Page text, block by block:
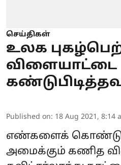
செய்திகள்
உலக
விளையாட்டை
Published on: 18 Aug 2021, 8:14
எண்களைக் கொண்டு
அமைக்கும் கணித